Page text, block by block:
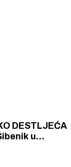
DESTLJEĆA
u